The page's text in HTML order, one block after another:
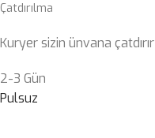
Çatdırılma
Kuryer sizin ünvana çatdırır
2-3 Gün
Pulsuz